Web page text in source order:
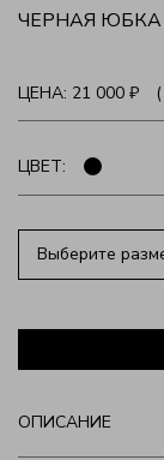
ЧЕРНАЯ
ЦЕНА: 21 000 ₽
ЦВЕТ:
Выберите
ОПИСАНИЕ